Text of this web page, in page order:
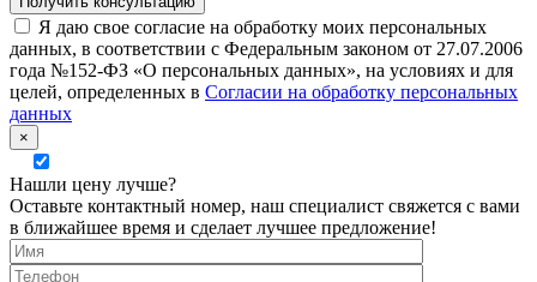
Я даю свое согласие на обработку моих персональных
данных, в соответствии с Федеральным законом от 27.07.2006
года №152-ФЗ «О персональных данных», на условиях и для
целей, определенных в Согласии на обработку персональных
данных
×
Нашли цену лучше?
Оставьте контактный номер, наш специалист свяжется с вами
в ближайшее время и сделает лучшее предложение!